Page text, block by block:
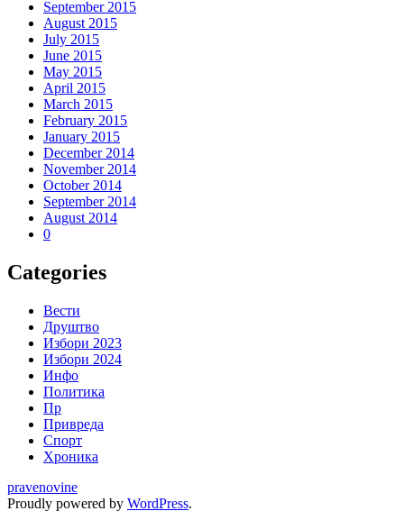
September 2015
August 2015
July 2015
June 2015
May 2015
April 2015
March 2015
February 2015
January 2015
December 2014
November 2014
October 2014
September 2014
August 2014
0
Categories
Вести
Друштво
Избори 2023
Избори 2024
Инфо
Политика
Пр
Привреда
Спорт
Хроника
pravenovine
Proudly powered by WordPress.